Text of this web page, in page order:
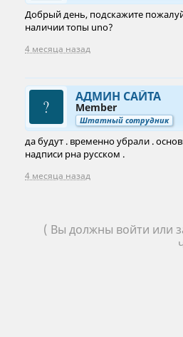
Добрый день, подскажите
наличии топы uno?
4 месяца назад
АДМИН САЙТА
Member
Штатный сотрудник
да будут . временно убрали .
надписи рна русском .
4 месяца назад
( Вы должны войти или